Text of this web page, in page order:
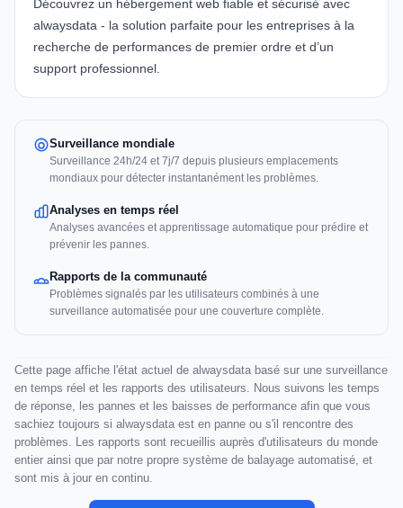
Découvrez un hébergement web fiable et sécurisé avec
alwaysdata - la solution parfaite pour les entreprises à la
recherche de performances de premier ordre et d’un
support professionnel.
Surveillance mondiale
Surveillance 24h/24 et 7j/7 depuis plusieurs emplacements
mondiaux pour détecter instantanément les problèmes.
Analyses en temps réel
Analyses avancées et apprentissage automatique pour prédire et
prévenir les pannes.
Rapports de la communauté
Problèmes signalés par les utilisateurs combinés à une
surveillance automatisée pour une couverture complète.
Cette page affiche l'état actuel de alwaysdata basé sur une surveillance
en temps réel et les rapports des utilisateurs. Nous suivons les temps
de réponse, les pannes et les baisses de performance afin que vous
sachiez toujours si alwaysdata est en panne ou s'il rencontre des
problèmes. Les rapports sont recueillis auprès d'utilisateurs du monde
entier ainsi que par notre propre système de balayage automatisé, et
sont mis à jour en continu.